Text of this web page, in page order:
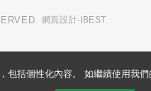
網頁設計‧IBEST
括個性化內容。 如繼續使用我